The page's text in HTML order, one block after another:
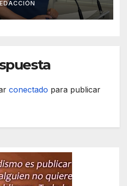
conectado para publicar